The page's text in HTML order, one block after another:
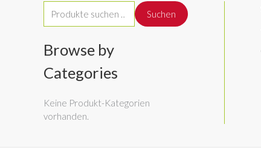
u
c
e
n
n
Suchen
Browse by
Categories
Keine Produkt-Kategorien
vorhanden.